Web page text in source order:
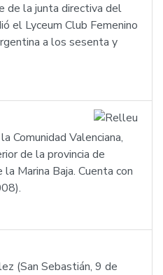
de la junta directiva del
el Lyceum Club Femenino
a los sesenta y
Comunidad Valenciana,
de la provincia de
Marina Baja. Cuenta con
(San Sebastián, 9 de